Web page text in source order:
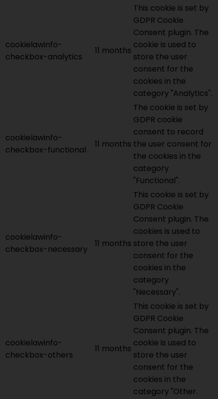
cookielawinfo-
checkbox-analytics
11 months
This cookie is set by
GDPR Cookie
Consent plugin. The
cookie is used to
store the user
consent for the
cookies in the
category "Analytics".
cookielawinfo-
checkbox-functional
11 months
The cookie is set by
GDPR cookie
consent to record
the user consent for
the cookies in the
category
"Functional".
cookielawinfo-
checkbox-necessary
11 months
This cookie is set by
GDPR Cookie
Consent plugin. The
cookies is used to
store the user
consent for the
cookies in the
category
"Necessary".
cookielawinfo-
checkbox-others
11 months
This cookie is set by
GDPR Cookie
Consent plugin. The
cookie is used to
store the user
consent for the
cookies in the
category "Other.